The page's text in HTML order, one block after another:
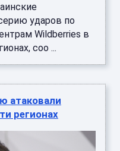
ударов по
Wildberries в
соо ...
атаковали
регионах